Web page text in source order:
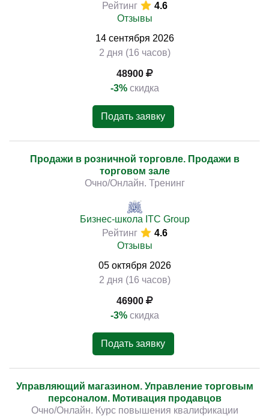
Рейтинг
4.6
Отзывы
14 сентября 2026
2 дня (16 часов)
48900
-3% скидка
Подать заявку
Продажи в розничной торговле. Продажи в
торговом зале
Очно/Онлайн. Тренинг
Бизнес-школа ITC Group
Рейтинг
4.6
Отзывы
05 октября 2026
2 дня (16 часов)
46900
-3% скидка
Подать заявку
Управляющий магазином. Управление торговым
персоналом. Мотивация продавцов
Очно/Онлайн. Курс повышения квалификации